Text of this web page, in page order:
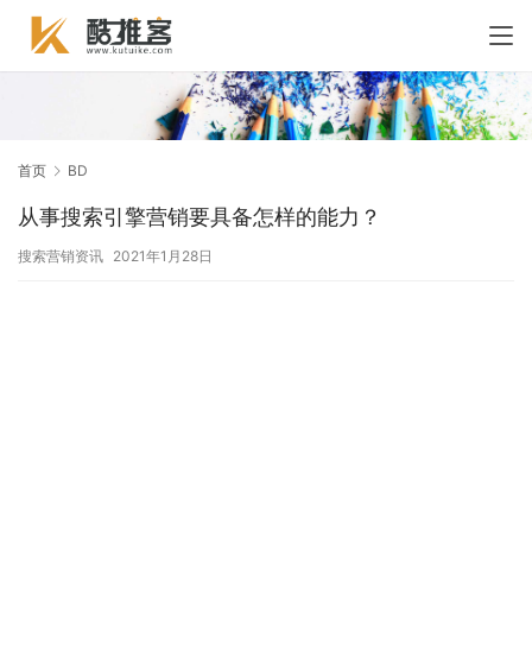
首页 BD
从事搜索引擎营销要具备怎样的能力？
搜索营销资讯 2021年1月28日